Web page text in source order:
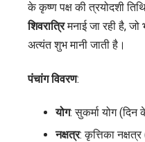
के कृष्ण पक्ष की त्रयोदशी
शिवरात्रिमनाई जा रही है,
अत्यंत शुभ मानी जाती है।
पंचांग विवरण:
योग: सुकर्मा योग
नक्षत्र: कृत्तिका